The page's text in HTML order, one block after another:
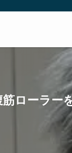
ローラー